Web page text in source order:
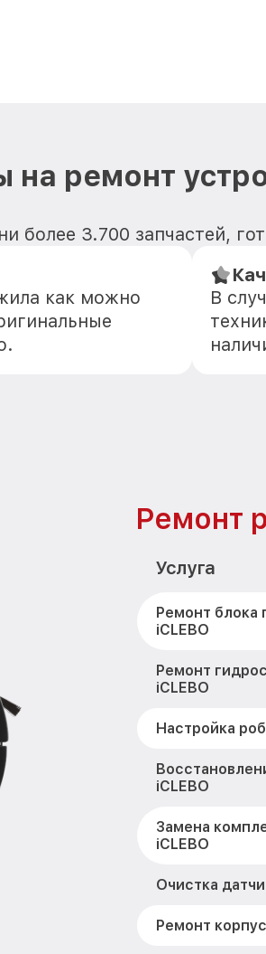
на ремонт
более 3.700 запчастей,
как можно
В
Ремонт
Услуга
Ремонт блока
iCLEBO
Ремонт
iCLEBO
Настройка
iCLEBO
Замена
iCLEBO
Очистка
Ремонт